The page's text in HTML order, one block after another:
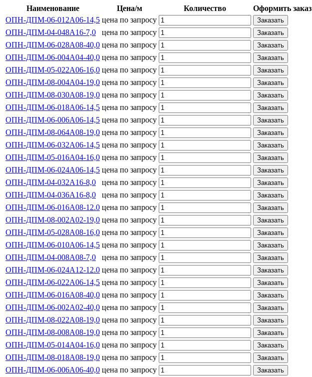
Наименование Цена/м Количество
Оформить заказ
ОПН-ДПМ-06-012А06-14,5 цена по запросу Заказать
ОПН-ДПМ-04-048А16-7,0 цена по запросу Заказать
ОПН-ДПМ-06-028А08-40,0 цена по запросу Заказать
ОПН-ДПМ-06-004А04-40,0 цена по запросу Заказать
ОПН-ДПМ-05-022А06-16,0 цена по запросу Заказать
ОПН-ДПМ-08-004А04-19,0 цена по запросу Заказать
ОПН-ДПМ-08-030А08-19,0 цена по запросу Заказать
ОПН-ДПМ-06-018А06-14,5 цена по запросу Заказать
ОПН-ДПМ-06-006А06-14,5 цена по запросу Заказать
ОПН-ДПМ-08-064А08-19,0 цена по запросу Заказать
ОПН-ДПМ-06-032А06-14,5 цена по запросу Заказать
ОПН-ДПМ-05-016А04-16,0 цена по запросу Заказать
ОПН-ДПМ-06-024А06-14,5 цена по запросу Заказать
ОПН-ДПМ-04-032А16-8,0 цена по запросу Заказать
ОПН-ДПМ-04-036А16-8,0 цена по запросу Заказать
ОПН-ДПМ-06-016А08-12.0 цена по запросу Заказать
ОПН-ДПМ-08-002А02-19,0 цена по запросу Заказать
ОПН-ДПМ-05-028А08-16,0 цена по запросу Заказать
ОПН-ДПМ-06-010А06-14,5 цена по запросу Заказать
ОПН-ДПМ-04-008А08-7,0 цена по запросу Заказать
ОПН-ДПМ-06-024А12-12.0 цена по запросу Заказать
ОПН-ДПМ-06-022А06-14,5 цена по запросу Заказать
ОПН-ДПМ-06-016А08-40,0 цена по запросу Заказать
ОПН-ДПМ-06-002А02-40,0 цена по запросу Заказать
ОПН-ДПМ-08-022А08-19,0 цена по запросу Заказать
ОПН-ДПМ-08-008А08-19,0 цена по запросу Заказать
ОПН-ДПМ-05-014А04-16,0 цена по запросу Заказать
ОПН-ДПМ-08-018А08-19,0 цена по запросу Заказать
ОПН-ДПМ-06-006А06-40,0 цена по запросу Заказать